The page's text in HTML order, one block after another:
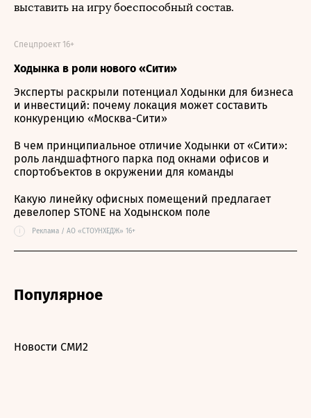
выставить на игру боеспособный состав.
Ходынка в роли нового «Сити»
Спецпроект 16+
Эксперты раскрыли потенциал Ходынки для бизнеса
и инвестиций: почему локация может составить
конкуренцию «Москва-Сити»
В чем принципиальное отличие Ходынки от «Сити»:
роль ландшафтного парка под окнами офисов и
спортобъектов в окружении для команды
Какую линейку офисных помещений предлагает
девелопер STONE на Ходынском поле
i Реклама / АО «СТОУНХЕДЖ» 16+
Популярное
Новости СМИ2